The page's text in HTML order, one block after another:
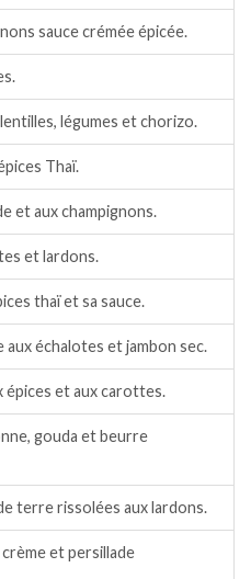
sauce crémée épicée.
légumes et chorizo.
Thaï.
et aux champignons.
et lardons.
thaï et sa sauce.
aux échalotes et jambon sec.
épices et aux carottes.
gouda et beurre
terre rissolées aux lardons.
et persillade